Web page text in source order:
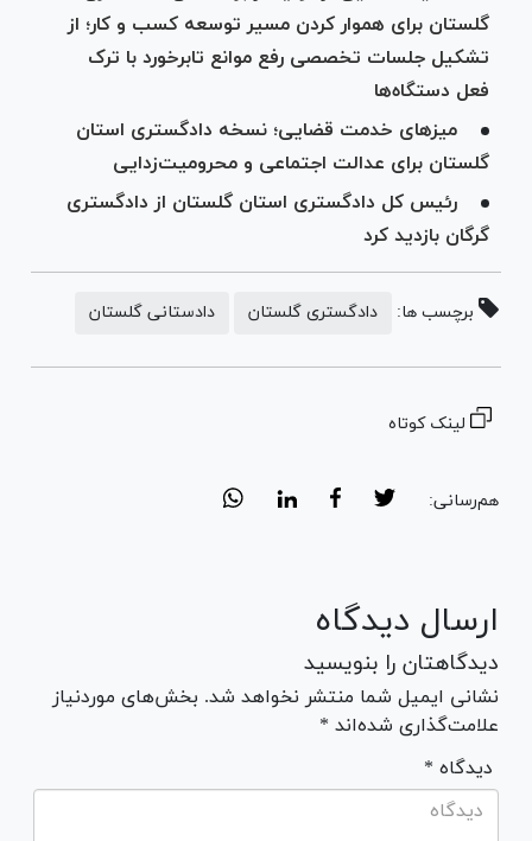
گلستان برای هموار کردن مسیر توسعه کسب و کار؛ از
تشکیل جلسات تخصصی رفع موانع تابرخورد با ترک
فعل دستگاه‌ها
میز‌های خدمت قضایی؛ نسخه دادگستری استان
گلستان برای عدالت اجتماعی و محرومیت‌زدایی
رئیس کل دادگستری استان گلستان از دادگستری
گرگان بازدید کرد
برچسب ها: دادگستری گلستان دادستانی گلستان
لینک کوتاه
هم‌رسانی:
ارسال دیدگاه
دیدگاهتان را بنویسید
نشانی ایمیل شما منتشر نخواهد شد. بخش‌های موردنیاز
علامت‌گذاری شده‌اند *
* دیدگاه